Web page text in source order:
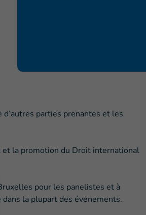
parties prenantes et les
et la promotion du Droit international
pour les panelistes et à
dans la plupart des événements.